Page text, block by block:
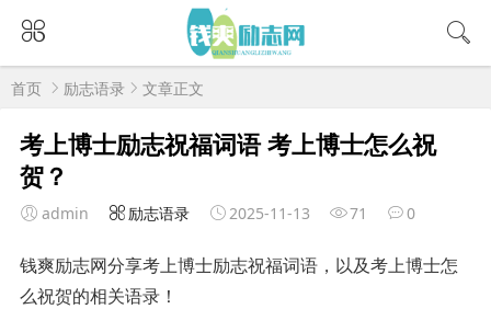
首页 励志语录 文章正文
考上博士励志祝福词语 考上博士怎么祝
贺？
admin 励志语录 2025-11-13 71 0
钱爽励志网分享考上博士励志祝福词语，以及考上博士怎
么祝贺的相关语录！